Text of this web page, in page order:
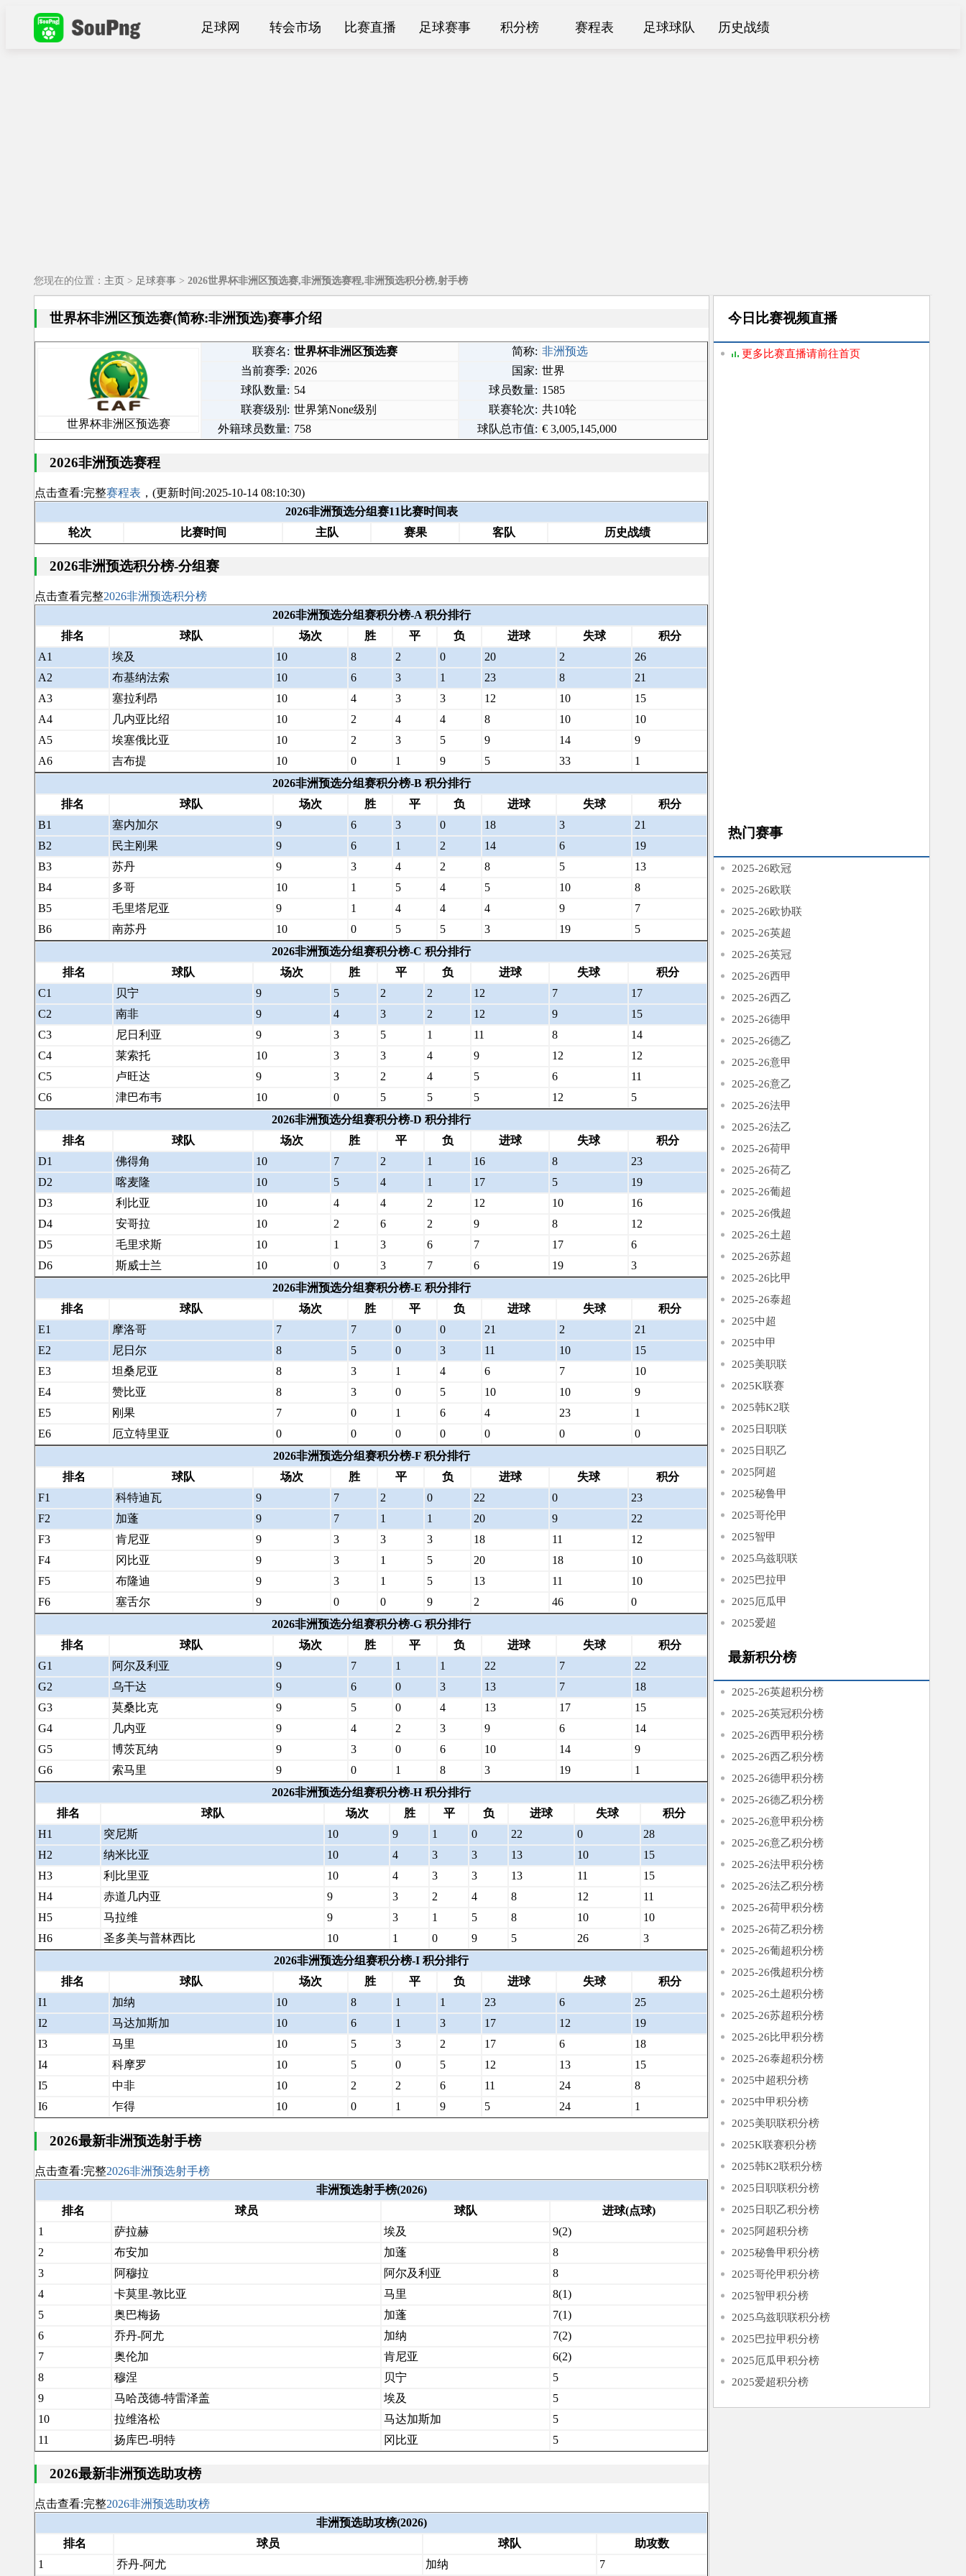
足球网 转会市场 比赛直播 足球赛事 积分榜 赛程表 足球球队 历史战绩
您现在的位置： 主页 > 足球赛事 > 2026世界杯非洲区预选赛,非洲预选赛程,非洲预选积分榜,射手榜
世界杯非洲区预选赛(简称:非洲预选)赛事介绍
世界杯非洲区预选赛
联赛名: 世界杯非洲区预选赛 简称: 非洲预选
当前赛季: 2026 国家: 世界
球队数量: 54 球员数量: 1585
联赛级别: 世界第None级别 联赛轮次: 共10轮
外籍球员数量: 758 球队总市值: € 3,005,145,000
2026非洲预选赛程
点击查看:完整赛程表 ，(更新时间:2025-10-14 08:10:30)
2026非洲预选分组赛11比赛时间表
轮次
比赛时间 主队 赛果 客队 历史战绩
2026非洲预选积分榜-分组赛
点击查看完整2026非洲预选积分榜
2026非洲预选分组赛积分榜-A 积分排行
排名
球队 场次 胜 平 负 进球 失球
积分
A1
埃及 10 8 2 0 20 2
26
A2
布基纳法索 10 6 3 1 23 8
21
A3
塞拉利昂 10 4 3 3 12 10
15
A4
几内亚比绍 10 2 4 4 8 10
10
A5
埃塞俄比亚 10 2 3 5 9 14
9
A6
吉布提 10 0 1 9 5 33
1
2026非洲预选分组赛积分榜-B 积分排行
排名
球队 场次 胜 平 负 进球 失球
积分
B1
塞内加尔 9 6 3 0 18 3
21
B2
民主刚果 9 6 1 2 14 6
19
B3
苏丹 9 3 4 2 8 5
13
B4
多哥 10 1 5 4 5 10
8
B5
毛里塔尼亚 9 1 4 4 4 9
7
B6
南苏丹 10 0 5 5 3 19
5
2026非洲预选分组赛积分榜-C 积分排行
排名
球队 场次 胜 平 负 进球 失球
积分
C1
贝宁 9 5 2 2 12 7
17
C2
南非 9 4 3 2 12 9
15
C3
尼日利亚 9 3 5 1 11 8
14
C4
莱索托 10 3 3 4 9 12
12
C5
卢旺达 9 3 2 4 5 6
11
C6
津巴布韦 10 0 5 5 5 12
5
2026非洲预选分组赛积分榜-D 积分排行
排名
球队 场次 胜 平 负 进球 失球
积分
D1
佛得角 10 7 2 1 16 8
23
D2
喀麦隆 10 5 4 1 17 5
19
D3
利比亚 10 4 4 2 12 10
16
D4
安哥拉 10 2 6 2 9 8
12
D5
毛里求斯 10 1 3 6 7 17
6
D6
斯威士兰 10 0 3 7 6 19
3
2026非洲预选分组赛积分榜-E 积分排行
排名
球队 场次 胜 平 负 进球 失球
积分
E1
摩洛哥 7 7 0 0 21 2
21
E2
尼日尔 8 5 0 3 11 10
15
E3
坦桑尼亚 8 3 1 4 6 7
10
E4
赞比亚 8 3 0 5 10 10
9
E5
刚果 7 0 1 6 4 23
1
E6
厄立特里亚 0 0 0 0 0 0
0
2026非洲预选分组赛积分榜-F 积分排行
排名
球队 场次 胜 平 负 进球 失球
积分
F1
科特迪瓦 9 7 2 0 22 0
23
F2
加蓬 9 7 1 1 20 9
22
F3
肯尼亚 9 3 3 3 18 11
12
F4
冈比亚 9 3 1 5 20 18
10
F5
布隆迪 9 3 1 5 13 11
10
F6
塞舌尔 9 0 0 9 2 46
0
2026非洲预选分组赛积分榜-G 积分排行
排名
球队 场次 胜 平 负 进球 失球
积分
G1
阿尔及利亚 9 7 1 1 22 7
22
G2
乌干达 9 6 0 3 13 7
18
G3
莫桑比克 9 5 0 4 13 17
15
G4
几内亚 9 4 2 3 9 6
14
G5
博茨瓦纳 9 3 0 6 10 14
9
G6
索马里 9 0 1 8 3 19
1
2026非洲预选分组赛积分榜-H 积分排行
排名
球队 场次 胜 平 负 进球 失球
积分
H1
突尼斯 10 9 1 0 22 0
28
H2
纳米比亚 10 4 3 3 13 10
15
H3
利比里亚 10 4 3 3 13 11
15
H4
赤道几内亚 9 3 2 4 8 12
11
H5
马拉维 9 3 1 5 8 10
10
H6
圣多美与普林西比 10 1 0 9 5 26
3
2026非洲预选分组赛积分榜-I 积分排行
排名
球队 场次 胜 平 负 进球 失球
积分
I1
加纳 10 8 1 1 23 6
25
I2
马达加斯加 10 6 1 3 17 12
19
I3
马里 10 5 3 2 17 6
18
I4
科摩罗 10 5 0 5 12 13
15
I5
中非 10 2 2 6 11 24
8
I6
乍得 10 0 1 9 5 24 1
2026最新非洲预选射手榜
点击查看:完整2026非洲预选射手榜
非洲预选射手榜(2026)
排名
球员 球队
进球(点球)
1
萨拉赫 埃及
9(2)
2
布安加 加蓬
8
3
阿穆拉 阿尔及利亚
8
4
卡莫里-敦比亚 马里
8(1)
5
奥巴梅扬 加蓬
7(1)
6
乔丹-阿尤 加纳
7(2)
7
奥伦加 肯尼亚
6(2)
8
穆涅 贝宁
5
9
马哈茂德-特雷泽盖 埃及
5
10
拉维洛松 马达加斯加
5
11
扬库巴-明特 冈比亚 5
2026最新非洲预选助攻榜
点击查看:完整2026非洲预选助攻榜
非洲预选助攻榜(2026)
排名
球员 球队
助攻数
1
乔丹-阿尤 加纳 7
今日比赛视频直播
更多比赛直播请前往首页
热门赛事
2025-26欧冠
2025-26欧联
2025-26欧协联
2025-26英超
2025-26英冠
2025-26西甲
2025-26西乙
2025-26德甲
2025-26德乙
2025-26意甲
2025-26意乙
2025-26法甲
2025-26法乙
2025-26荷甲
2025-26荷乙
2025-26葡超
2025-26俄超
2025-26土超
2025-26苏超
2025-26比甲
2025-26泰超
2025中超
2025中甲
2025美职联
2025K联赛
2025韩K2联
2025日职联
2025日职乙
2025阿超
2025秘鲁甲
2025哥伦甲
2025智甲
2025乌兹职联
2025巴拉甲
2025厄瓜甲
2025爱超
最新积分榜
2025-26英超积分榜
2025-26英冠积分榜
2025-26西甲积分榜
2025-26西乙积分榜
2025-26德甲积分榜
2025-26德乙积分榜
2025-26意甲积分榜
2025-26意乙积分榜
2025-26法甲积分榜
2025-26法乙积分榜
2025-26荷甲积分榜
2025-26荷乙积分榜
2025-26葡超积分榜
2025-26俄超积分榜
2025-26土超积分榜
2025-26苏超积分榜
2025-26比甲积分榜
2025-26泰超积分榜
2025中超积分榜
2025中甲积分榜
2025美职联积分榜
2025K联赛积分榜
2025韩K2联积分榜
2025日职联积分榜
2025日职乙积分榜
2025阿超积分榜
2025秘鲁甲积分榜
2025哥伦甲积分榜
2025智甲积分榜
2025乌兹职联积分榜
2025巴拉甲积分榜
2025厄瓜甲积分榜
2025爱超积分榜